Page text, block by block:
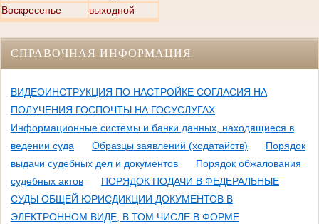
Воскресенье
выходной
СПРАВОЧНАЯ ИНФОРМАЦИЯ
ВИДЕОИНСТРУКЦИЯ ПО НАСТРОЙКЕ СОГЛАСИЯ НА
ПОЛУЧЕНИЯ ГОСПОЧТЫ НА ГОСУСЛУГАХ
Информационные системы и банки данных, находящиеся в
ведении суда
Образцы заявлений (ходатайств)
Порядок
выдачи судебных дел и документов
Порядок обжалования
судебных актов
ПОРЯДОК ПОДАЧИ В ФЕДЕРАЛЬНЫЕ
СУДЫ ОБЩЕЙ ЮРИСДИКЦИИ ДОКУМЕНТОВ В
ЭЛЕКТРОННОМ ВИДЕ, В ТОМ ЧИСЛЕ В ФОРМЕ